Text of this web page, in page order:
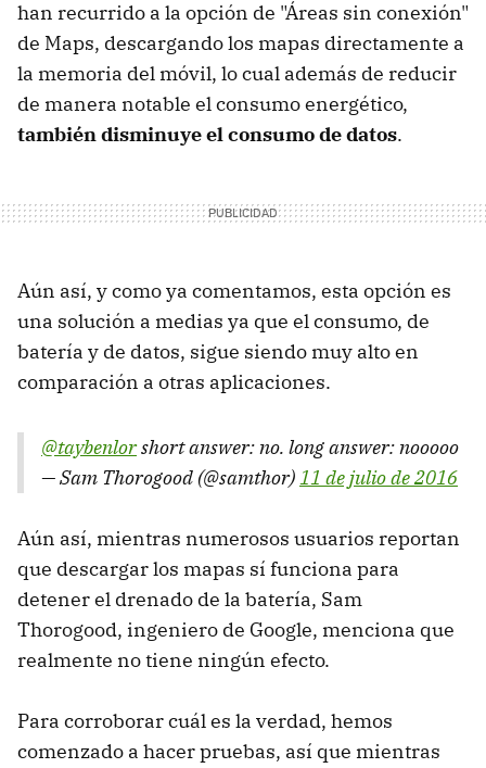
han recurrido a la opción de "Áreas sin conexión"
de Maps, descargando los mapas directamente a
la memoria del móvil, lo cual además de reducir
de manera notable el consumo energético,
también disminuye el consumo de datos.
Aún así, y como ya comentamos, esta opción es
una solución a medias ya que el consumo, de
batería y de datos, sigue siendo muy alto en
comparación a otras aplicaciones.
@taybenlorshort answer: no. long answer: nooooo
— Sam Thorogood (@samthor)11 de julio de 2016
Aún así, mientras numerosos usuarios reportan
que descargar los mapas sí funciona para
detener el drenado de la batería, Sam
Thorogood, ingeniero de Google, menciona que
realmente no tiene ningún efecto.
Para corroborar cuál es la verdad, hemos
comenzado a hacer pruebas, así que mientras